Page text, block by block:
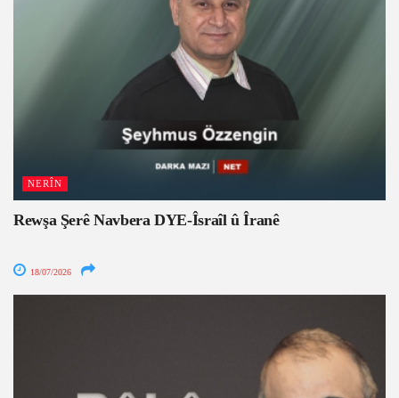
NERÎN
Rewşa Şerê Navbera DYE-Îsraîl û Îranê
18/07/2026